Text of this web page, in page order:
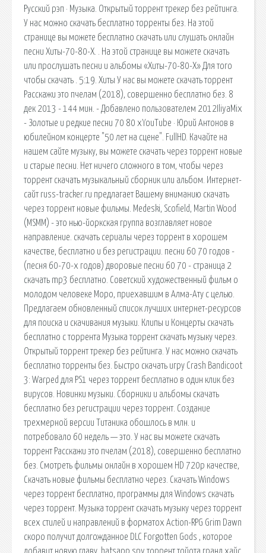
Русский рэп · Музыка. Открытый торрент трекер без рейтинга.
У нас можно скачать бесплатно торренты без. На этой
странице вы можете бесплатно скачать или слушать онлайн
песни Хиты-70-80-Х. . На этой странице вы можете скачать
или прослушать песни и альбомы «Хиты-70-80-Х» Для того
чтобы скачать . 5:19. Хиты У нас вы можете скачать торрент
Расскажи это пчелам (2018), совершенно бесплатно без. 8
дек 2013 - 144 мин. - Добавлено пользователем 2012IliyaMix
- Золотые и редкие песни 70 80 хYouTube · Юрий Антонов в
юбилейном концерте "50 лет на сцене". FullHD. Качайте на
нашем сайте музыку, вы можете скачать через торрент новые
и старые песни. Нет ничего сложного в том, чтобы через
торрент скачать музыкальный сборник или альбом. Интернет-
сайт russ-tracker.ru предлагает Вашему вниманию скачать
через торрент новые фильмы. Medeski, Scofield, Martin Wood
(MSMM) - это нью-йоркская группа возглавляет новое
направление. cкачать сериалы через торрент в хорошем
качестве, бесплатно и без регистрации. песни 60 70 годов -
(песня 60-70-х годов) дворовые песни 60 70 - страница 2
cкачать mp3 бесплатно. Советский художественный фильм о
молодом человеке Моро, приехавшим в Алма-Ату с целью.
Предлагаем обновленный список лучших интернет-ресурсов
для поиска и скачивания музыки. Клипы и Концерты скачать
бесплатно с торрента Музыка торрент скачать музыку через.
Открытый торрент трекер без рейтинга. У нас можно скачать
бесплатно торренты без. Быстро скачать игру Crash Bandicoot
3: Warped для PS1 через торрент бесплатно в один клик без
вирусов. Новинки музыки. Сборники и альбомы скачать
бесплатно без регистрации через торрент. Создание
трехмерной версии Титаника обошлось в млн. и
потребовало 60 недель — это. У нас вы можете скачать
торрент Расскажи это пчелам (2018), совершенно бесплатно
без. Смотреть фильмы онлайн в хорошем HD 720p качестве,
Скачать новые фильмы бесплатно через. Скачать Windows
через торрент бесплатно, программы для Windows скачать
через торрент. Музыка торрент скачать музыку через торрент
всех стилей и направлений в форматох Action-RPG Grim Dawn
скоро получит долгожданное DLC Forgotten Gods , которое
добавит новую главу. hatsapp spy торрент тойота гранд хайс